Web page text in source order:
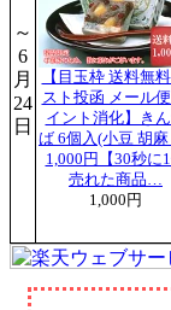
～
6
月
24
日
【目玉枠 送料無
スト投函 メール
イント消化】き
ば 6個入(小豆 胡麻
1,000円【30秒に
売れた商品…
1,000円